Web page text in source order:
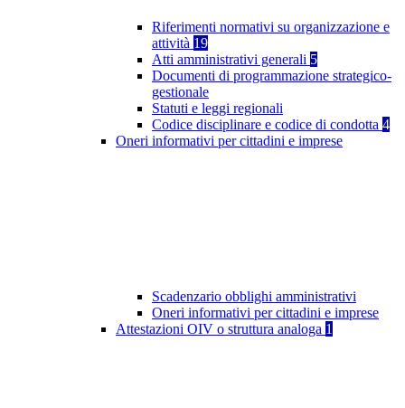
Riferimenti normativi su organizzazione e
attività 19
Atti amministrativi generali 5
Documenti di programmazione strategico-
gestionale
Statuti e leggi regionali
Codice disciplinare e codice di condotta 4
Oneri informativi per cittadini e imprese
Scadenzario obblighi amministrativi
Oneri informativi per cittadini e imprese
Attestazioni OIV o struttura analoga 1